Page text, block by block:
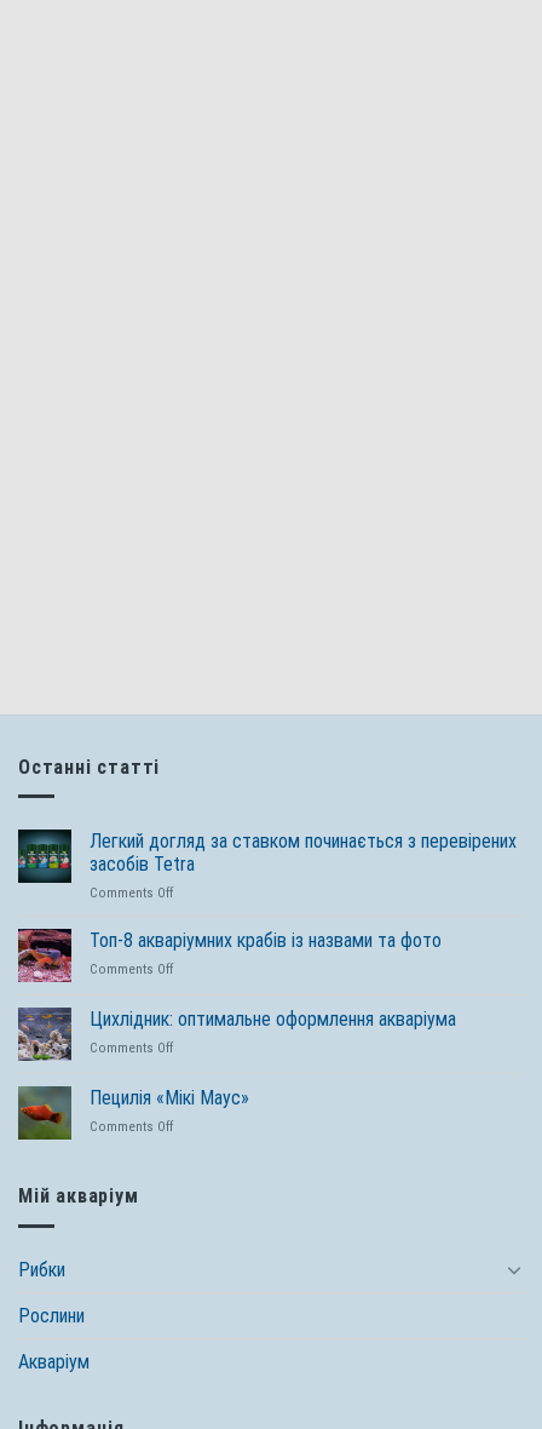
Останні статті
Легкий догляд за ставком починається з перевірених
засобів Tetra
Comments Offon
догляд
за
Топ-8 акваріумних крабів із назвами та фото
Comments Offon
крабів
із
та
Цихлідник: оптимальне оформлення акваріума
Comments Offon
оптимальне
оформлення
акваріума
Пецилія «Мікі Маус»
Comments Offon
Мій акваріум
Рибки
Рослини
Акваріум